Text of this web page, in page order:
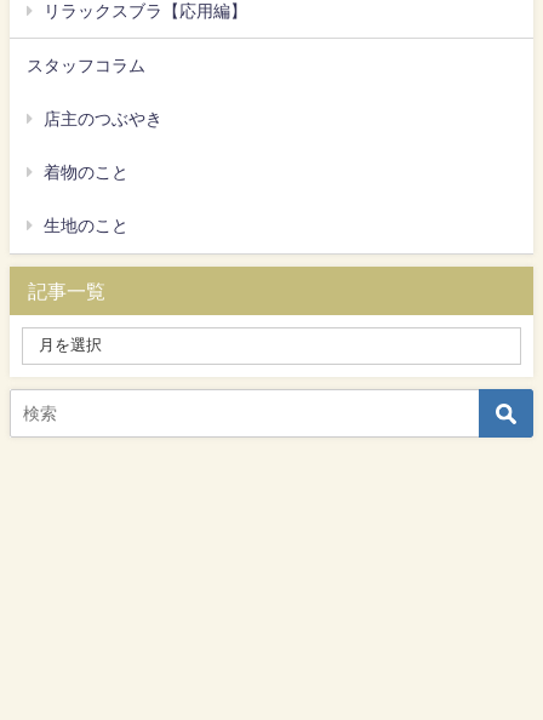
リラックスブラ【応用編】
スタッフコラム
店主のつぶやき
着物のこと
生地のこと
記事一覧